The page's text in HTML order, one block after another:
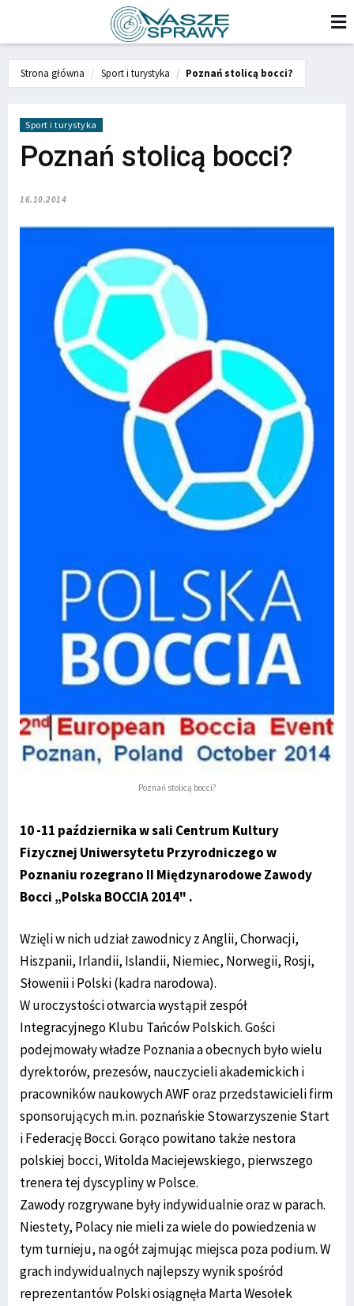
Strona główna Sport i turystyka Poznań stolicą bocci?
Sport i turystyka
Poznań stolicą bocci?
16.10.2014
Poznań stolicą bocci?
10 -11 października w sali Centrum Kultury
Fizycznej Uniwersytetu Przyrodniczego w
Poznaniu rozegrano II Międzynarodowe Zawody
Bocci „Polska BOCCIA 2014" .
Wzięli w nich udział zawodnicy z Anglii, Chorwacji,
Hiszpanii, Irlandii, Islandii, Niemiec, Norwegii, Rosji,
Słowenii i Polski (kadra narodowa).
W uroczystości otwarcia wystąpił zespół
Integracyjnego Klubu Tańców Polskich. Gości
podejmowały władze Poznania a obecnych było wielu
dyrektorów, prezesów, nauczycieli akademickich i
pracowników naukowych AWF oraz przedstawicieli firm
sponsorujących m.in. poznańskie Stowarzyszenie Start
i Federację Bocci. Gorąco powitano także nestora
polskiej bocci, Witolda Maciejewskiego, pierwszego
trenera tej dyscypliny w Polsce.
Zawody rozgrywane były indywidualnie oraz w parach.
Niestety, Polacy nie mieli za wiele do powiedzenia w
tym turnieju, na ogół zajmując miejsca poza podium. W
grach indywidualnych najlepszy wynik spośród
reprezentantów Polski osiągnęła Marta Wesołek